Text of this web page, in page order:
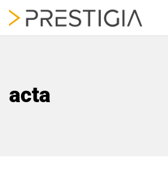
acta